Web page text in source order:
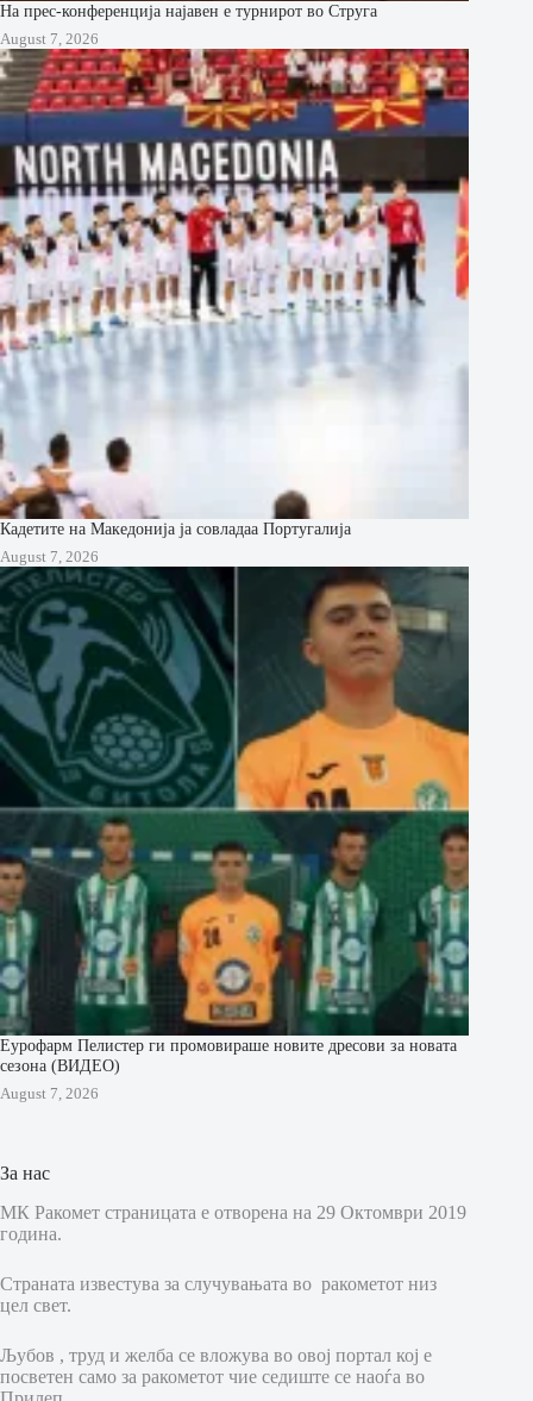
На прес-конференција најавен е турнирот во Струга
August 7, 2026
Кадетите на Македонија ја совладаа Португалија
August 7, 2026
Еурофарм Пелистер ги промовираше новите дресови за новата
сезона (ВИДЕО)
August 7, 2026
За нас
МК Ракомет страницата е отворена на 29 Октомври 2019
година.
Страната известува за случувањата во ракометот низ
цел свет.
Љубов , труд и желба се вложува во овој портал кој е
посветен само за ракометот чие седиште се наоѓа во